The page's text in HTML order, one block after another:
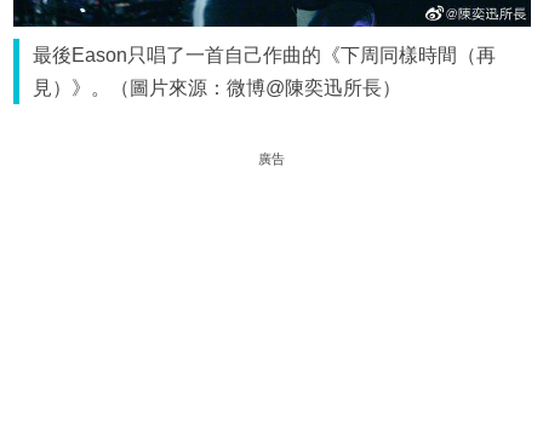
最後Eason只唱了一首自己作曲的《下周同樣時間（再
見）》。（圖片來源：微博@陳奕迅所長）
廣告